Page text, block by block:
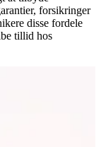
forsikringer
disse fordele
tillid hos